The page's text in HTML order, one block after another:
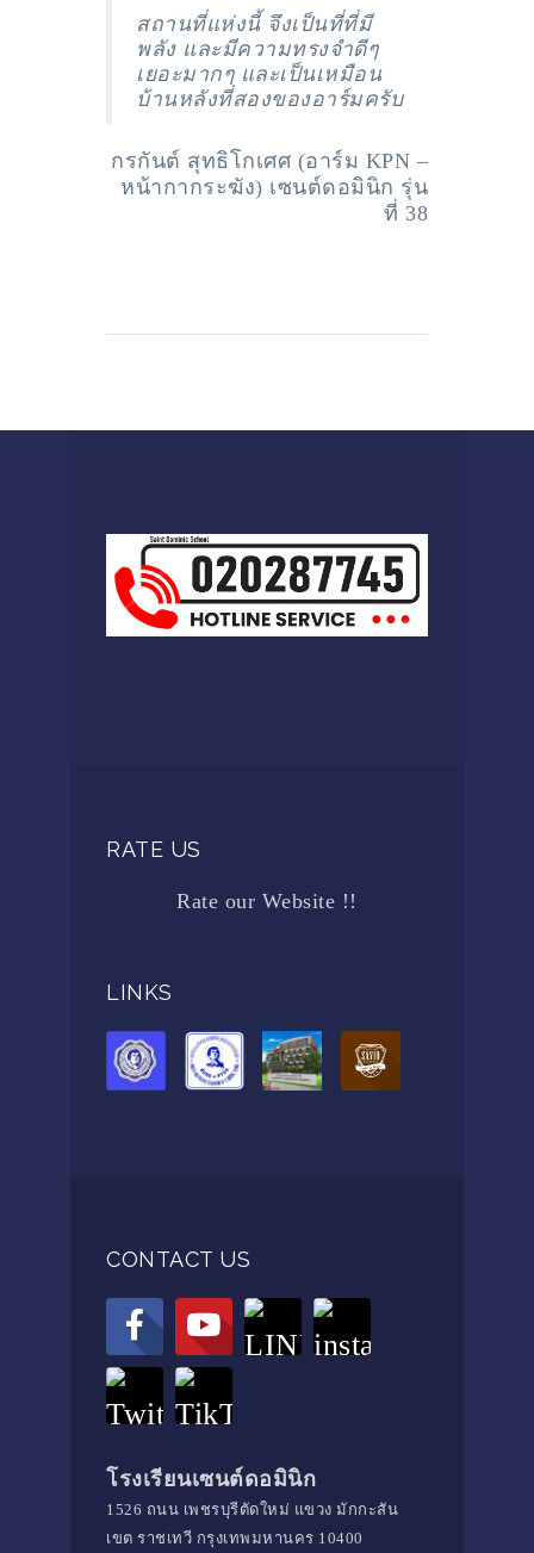
สถานที่แห่งนี้ จึงเป็นที่ที่มี
พลัง และมีความทรงจำดีๆ
เยอะมากๆ และเป็นเหมือน
บ้านหลังที่สองของอาร์มครับ
กรกันต์ สุทธิโกเศศ (อาร์ม KPN –
หน้ากากระฆัง) เซนต์ดอมินิก รุ่น
ที่ 38
RATE US
Rate our Website !!
LINKS
CONTACT US
โรงเรียนเซนต์ดอมินิก
1526 ถนน เพชรบุรีตัดใหม่ แขวง มักกะสัน
เขต ราชเทวี กรุงเทพมหานคร 10400